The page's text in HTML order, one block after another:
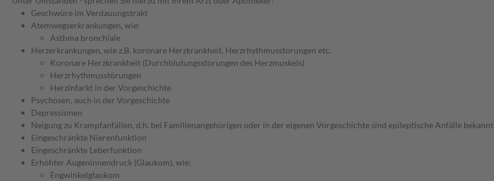
Geschwüre im Verdauungstrakt
Atemwegserkrankungen, wie:
Asthma bronchiale
Herzerkrankungen, wie z.B. koronare Herzkrankheit, Herzrhythmusstörungen etc.
Koronare Herzkrankheit (Durchblutungsstörungen des Herzmuskels)
Herzrhythmusstörungen
Herzinfarkt in der Vorgeschichte
Psychosen, auch in der Vorgeschichte
Depressionen
Neigung zu Krampfanfällen, d.h. bei Familienangehörigen oder in der eigenen Vorgeschichte sind epileptische Anfälle bekannt
Eingeschränkte Nierenfunktion
Eingeschränkte Leberfunktion
Erhöhter Augeninnendruck (Glaukom), wie:
Engwinkelglaukom